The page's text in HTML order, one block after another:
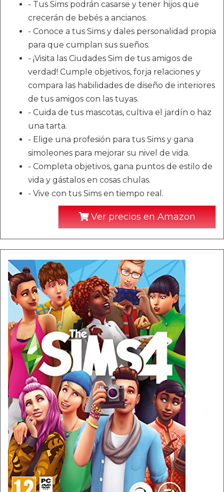
- Tus Sims podrán casarse y tener hijos que
crecerán de bebés a ancianos.
- Conoce a tus Sims y dales personalidad propia
para que cumplan sus sueños.
- ¡Visita las Ciudades Sim de tus amigos de
verdad! Cumple objetivos, forja relaciones y
compara las habilidades de diseño de interiores
de tus amigos con las tuyas.
- Cuida de tus mascotas, cultiva el jardín o haz
una tarta.
- Elige una profesión para tus Sims y gana
simoleones para mejorar su nivel de vida.
- Completa objetivos, gana puntos de estilo de
vida y gástalos en cosas chulas.
- Vive con tus Sims en tiempo real.
Ver precios en Amazon